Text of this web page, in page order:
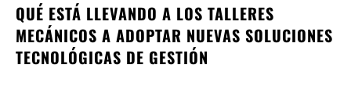
QUÉ ESTÁ LLEVANDO A LOS TALLERES
MECÁNICOS A ADOPTAR NUEVAS SOLUCIONES
TECNOLÓGICAS DE GESTIÓN